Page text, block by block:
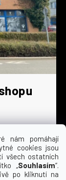
nám pomáhají
cookies jsou
všech ostatních
„Souhlasím“.
po kliknutí na